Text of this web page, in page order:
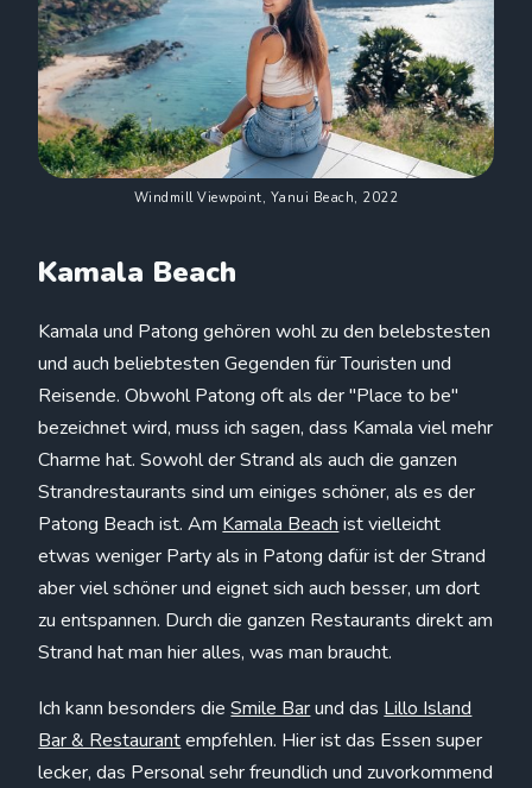
Windmill Viewpoint, Yanui Beach, 2022
Kamala Beach
Kamala und Patong gehören wohl zu den belebstesten
und auch beliebtesten Gegenden für Touristen und
Reisende. Obwohl Patong oft als der "Place to be"
bezeichnet wird, muss ich sagen, dass Kamala viel mehr
Charme hat. Sowohl der Strand als auch die ganzen
Strandrestaurants sind um einiges schöner, als es der
Patong Beach ist. AmKamala Beachist vielleicht
etwas weniger Party als in Patong dafür ist der Strand
aber viel schöner und eignet sich auch besser, um dort
zu entspannen. Durch die ganzen Restaurants direkt am
Strand hat man hier alles, was man braucht.
Ich kann besonders dieSmile Barund dasLillo Island
Bar & Restaurantempfehlen. Hier ist das Essen super
lecker, das Personal sehr freundlich und zuvorkommend